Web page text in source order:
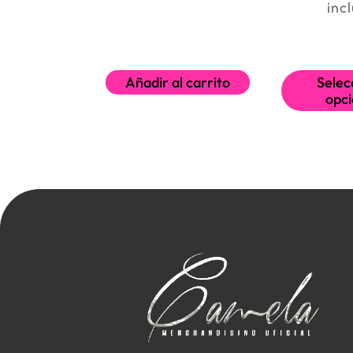
Añadir al carrito